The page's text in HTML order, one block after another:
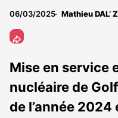
06/03/2025 Mathieu DAL’
Mise en service
nucléaire de
de l’année